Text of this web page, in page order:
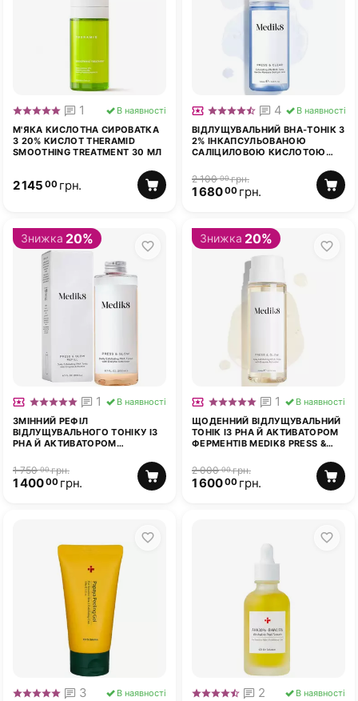
М'ЯКА КИСЛОТНА СИРОВАТКА
З 20% КИСЛОТ THERAMID
SMOOTHING TREATMENT 30 МЛ
1 В наявності
2 145 00 грн.
ВІДЛУЩУВАЛЬНИЙ ВНА-ТОНІК З
2% ІНКАПСУЛЬОВАНОЮ
САЛІЦИЛОВОЮ КИСЛОТОЮ
150 МЛ
4 В наявності
2 100 00грн.
1 680 00 грн.
Знижка 20%
ЗМІННИЙ РЕФІЛ
ВІДЛУЩУВАЛЬНОГО ТОНІКУ ІЗ
РНА Й АКТИВАТОРОМ
GLOW™ TONER 200 МЛ
1 В наявності
1 750 00грн.
1 400 00 грн.
Знижка 20%
ЩОДЕННИЙ ВІДЛУЩУВАЛЬНИЙ
ТОНІК ІЗ РНА Й АКТИВАТОРОМ
ФЕРМЕНТІВ MEDIK8 PRESS &
1 В наявності
2 000 00грн.
1 600 00 грн.
3 В наявності 2 В наявності